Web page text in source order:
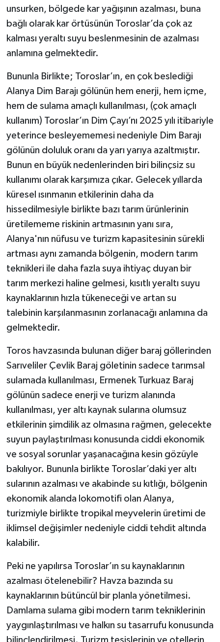
unsurken, bölgede kar yağışının azalması, buna
bağlı olarak kar örtüsünün Toroslar’da çok az
kalması yeraltı suyu beslenmesinin de azalması
anlamına gelmektedir.
Bununla Birlikte; Toroslar’ın, en çok beslediği
Alanya Dim Barajı gölünün hem enerji, hem içme,
hem de sulama amaçlı kullanılması, (çok amaçlı
kullanım) Toroslar’ın Dim Çayı’nı 2025 yılı itibariyle
yeterince besleyememesi nedeniyle Dim Barajı
gölünün doluluk oranı da yarı yarıya azaltmıştır.
Bunun en büyük nedenlerinden biri bilinçsiz su
kullanımı olarak karşımıza çıkar. Gelecek yıllarda
küresel ısınmanın etkilerinin daha da
hissedilmesiyle birlikte bazı tarım ürünlerinin
üretilememe riskinin artmasının yanı sıra,
Alanya'nın nüfusu ve turizm kapasitesinin sürekli
artması aynı zamanda bölgenin, modern tarım
teknikleri ile daha fazla suya ihtiyaç duyan bir
tarım merkezi haline gelmesi, kısıtlı yeraltı suyu
kaynaklarının hızla tükeneceği ve artan su
talebinin karşılanmasının zorlanacağı anlamına da
gelmektedir.
Toros havzasında bulunan diğer baraj göllerinden
Sarıveliler Çevlik Baraj göletinin sadece tarımsal
sulamada kullanılması, Ermenek Turkuaz Baraj
gölünün sadece enerji ve turizm alanında
kullanılması, yer altı kaynak sularına olumsuz
etkilerinin şimdilik az olmasına rağmen, gelecekte
suyun paylaştırılması konusunda ciddi ekonomik
ve sosyal sorunlar yaşanacağına kesin gözüyle
bakılıyor. Bununla birlikte Toroslar’daki yer altı
sularının azalması ve akabinde su kıtlığı, bölgenin
ekonomik alanda lokomotifi olan Alanya,
turizmiyle birlikte tropikal meyvelerin üretimi de
iklimsel değişimler nedeniyle ciddi tehdit altında
kalabilir.
Peki ne yapılırsa Toroslar’ın su kaynaklarının
azalması ötelenebilir? Havza bazında su
kaynaklarının bütüncül bir planla yönetilmesi.
Damlama sulama gibi modern tarım tekniklerinin
yaygınlaştırılması ve halkın su tasarrufu konusunda